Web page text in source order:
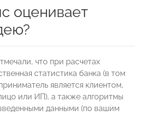
оценивает
что при расчетах
статистика банка (в том
является клиентом,
или ИП), а также алгоритмы
данными (по вашим